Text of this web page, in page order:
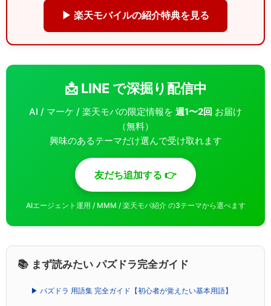
▶ 楽天モバイルの紹介特典を見る
📩 LINE で深掘り配信中
AI / マーケ / 楽天モバの限定情報を 週1〜2回 お届け
（無料）
興味のあるテーマだけ選んで受け取れます
友だち追加する 👉
AIエージェント運用 / MMM / 楽天モバ紹介 の3テーマから選べます
📚 まず読みたい パズドラ完全ガイド
▶ パズドラ 用語集 完全ガイド【初心者が覚えたい基本用語】